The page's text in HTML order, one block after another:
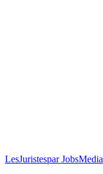
LesJuristespar JobsMedia